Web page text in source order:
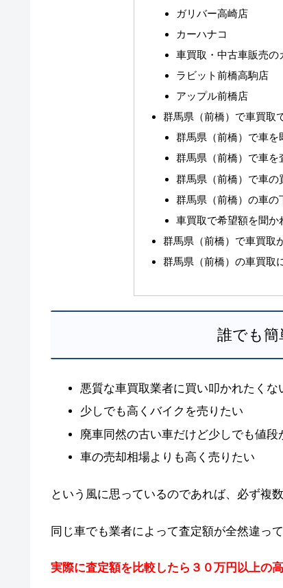
ガリバー高崎店
カーハナコ
車買取・中古車販売の
ラビット前橋高駒店
アップル前橋店
群馬県（前橋）で車買取
群馬県（前橋）で車を
群馬県（前橋）で車を
群馬県（前橋）で車の
群馬県（前橋）の車の
車買取で希望額を聞か
群馬県（前橋）で車買取
群馬県（前橋）の車買取
誰でも簡
悪質な車買取業者に買い叩かれたくな
少しでも高くバイクを売りたい
廃車同然の古い車だけど少しでも値段
車の売却相場よりも高く売りたい
という風に思っているのであれば、必ず複
同じ車でも業者によって査定額が全然違っ
実際に査定額を比較したら３０万円以上の